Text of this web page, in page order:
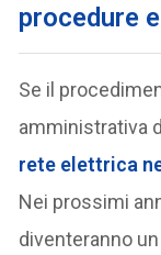
procedure
Se il
amministrativa
rete elettrica
Nei prossimi
diventeranno